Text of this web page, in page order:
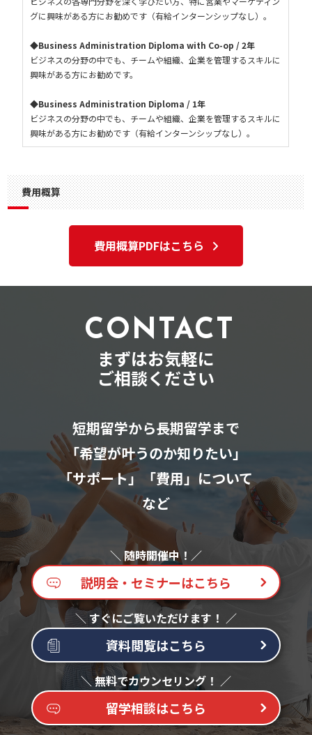
グに興味がある方にお勧めです（有給インターンシップなし）。
◆Business Administration Diploma with Co-op / 2年
ビジネスの分野の中でも、チームや組織、企業を管理するスキルに
興味がある方にお勧めです。
◆Business Administration Diploma / 1年
ビジネスの分野の中でも、チームや組織、企業を管理するスキルに
興味がある方にお勧めです（有給インターンシップなし）。
費用概算
費用概算PDFはこちら
CONTACT
まずはお気軽に
ご相談ください
短期留学から長期留学まで
「希望が叶うのか知りたい」
「サポート」「費用」について
など
説明会・セミナーはこちら
資料閲覧はこちら
留学相談はこちら